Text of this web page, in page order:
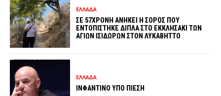
ΕΛΛΑΔΑ
ΣΕ 57ΧΡΟΝΗ ΑΝΗΚΕΙ Η ΣΟΡΟΣ ΠΟΥ
ΕΝΤΟΠΙΣΤΗΚΕ ΔΙΠΛΑ ΣΤΟ ΕΚΚΛΗΣΑΚΙ ΤΩΝ
ΑΓΙΩΝ ΙΣΙΔΩΡΩΝ ΣΤΟΝ ΛΥΚΑΒΗΤΤΟ
ΕΛΛΑΔΑ
ΙΝΦΑΝΤΙΝΟ ΥΠΟ ΠΙΕΣΗ